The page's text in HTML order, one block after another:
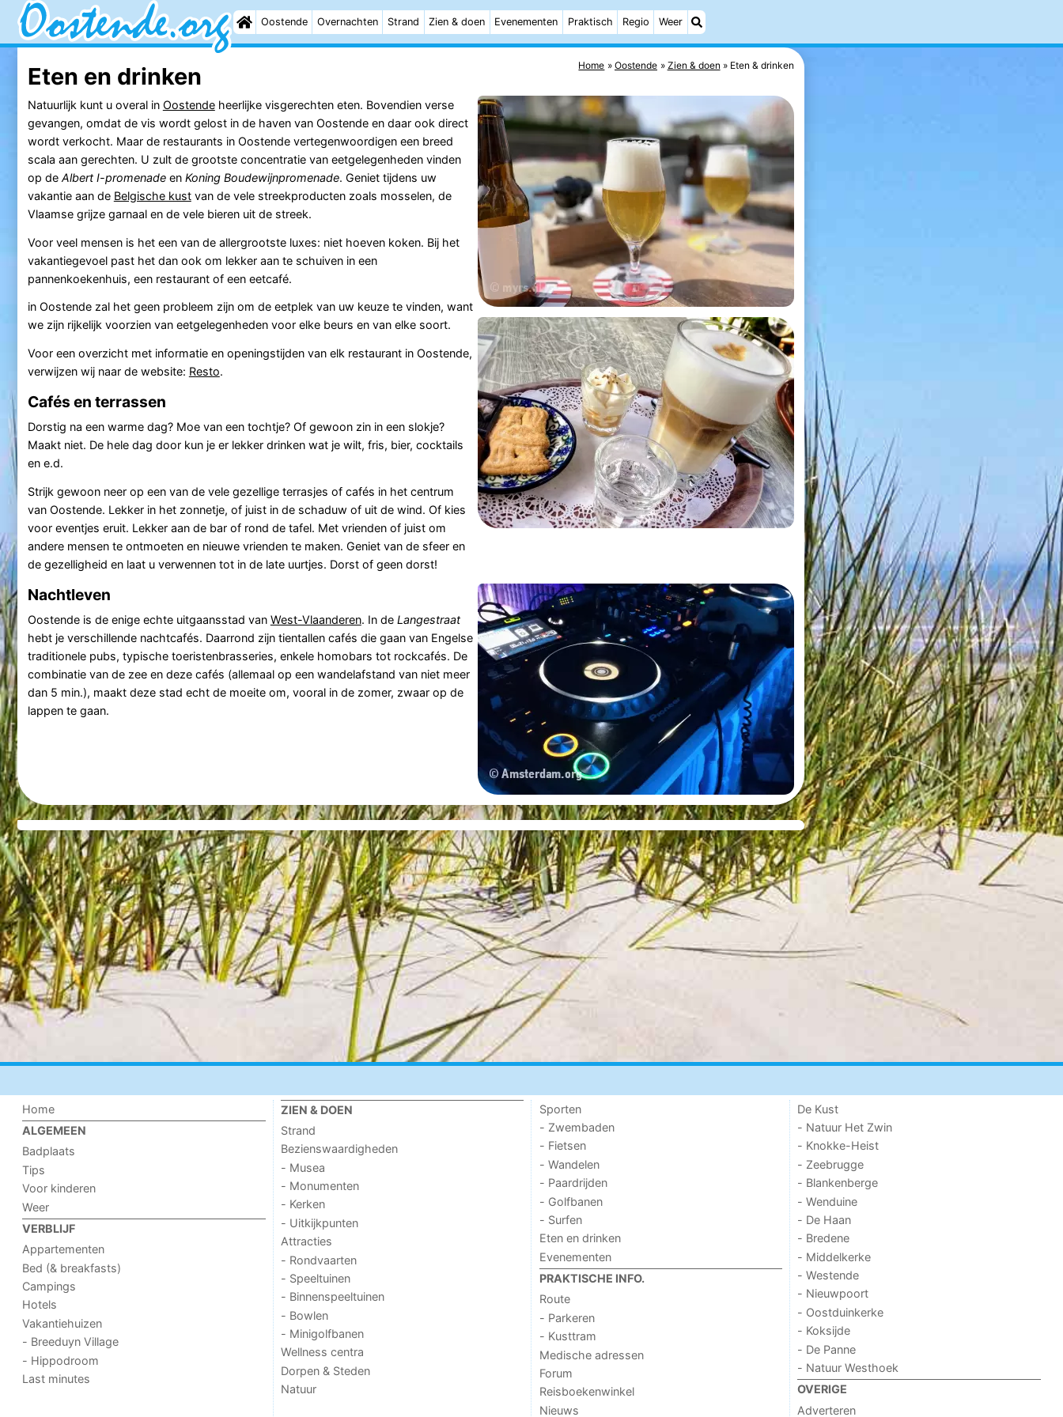
Oostende Overnachten Strand Zien & doen Evenementen Praktisch Regio Weer
Home Oostende Zien & doen Eten & drinken
Eten en drinken
Natuurlijk kunt u overal in Oostendeheerlijke visgerechten eten. Bovendien verse
gevangen, omdat de vis wordt gelost in de haven van Oostende en daar ook direct
wordt verkocht. Maar de restaurants in Oostende vertegenwoordigen een breed
scala aan gerechten. U zult de grootste concentratie van eetgelegenheden vinden
op de Albert I-promenadeen Koning Boudewijnpromenade. Geniet tijdens uw
vakantie aan de Belgische kustvan de vele streekproducten zoals mosselen, de
Vlaamse grijze garnaal en de vele bieren uit de streek.
Voor veel mensen is het een van de allergrootste luxes: niet hoeven koken. Bij het
vakantiegevoel past het dan ook om lekker aan te schuiven in een
pannenkoekenhuis, een restaurant of een eetcafé.
in Oostende zal het geen probleem zijn om de eetplek van uw keuze te vinden, want
we zijn rijkelijk voorzien van eetgelegenheden voor elke beurs en van elke soort.
Voor een overzicht met informatie en openingstijden van elk restaurant in Oostende,
verwijzen wij naar de website: Resto.
Cafés en terrassen
Dorstig na een warme dag? Moe van een tochtje? Of gewoon zin in een slokje?
Maakt niet. De hele dag door kun je er lekker drinken wat je wilt, fris, bier, cocktails
en e.d.
Strijk gewoon neer op een van de vele gezellige terrasjes of cafés in het centrum
van Oostende. Lekker in het zonnetje, of juist in de schaduw of uit de wind. Of kies
voor eventjes eruit. Lekker aan de bar of rond de tafel. Met vrienden of juist om
andere mensen te ontmoeten en nieuwe vrienden te maken. Geniet van de sfeer en
de gezelligheid en laat u verwennen tot in de late uurtjes. Dorst of geen dorst!
Nachtleven
Oostende is de enige echte uitgaansstad van West-Vlaanderen. In de Langestraat
hebt je verschillende nachtcafés. Daarrond zijn tientallen cafés die gaan van Engelse
traditionele pubs, typische toeristenbrasseries, enkele homobars tot rockcafés. De
combinatie van de zee en deze cafés (allemaal op een wandelafstand van niet meer
dan 5 min.), maakt deze stad echt de moeite om, vooral in de zomer, zwaar op de
lappen te gaan.
Home
ALGEMEEN
Badplaats
Tips
Voor kinderen
Weer
VERBLIJF
Appartementen
Bed (& breakfasts)
Campings
Hotels
Vakantiehuizen
- Breeduyn Village
- Hippodroom
Last minutes
ZIEN & DOEN
Strand
Bezienswaardigheden
- Musea
- Monumenten
- Kerken
- Uitkijkpunten
Attracties
- Rondvaarten
- Speeltuinen
- Binnenspeeltuinen
- Bowlen
- Minigolfbanen
Wellness centra
Dorpen & Steden
Natuur
Sporten
- Zwembaden
- Fietsen
- Wandelen
- Paardrijden
- Golfbanen
- Surfen
Eten en drinken
Evenementen
PRAKTISCHE INFO.
Route
- Parkeren
- Kusttram
Medische adressen
Forum
Reisboekenwinkel
Nieuws
De Kust
- Natuur Het Zwin
- Knokke-Heist
- Zeebrugge
- Blankenberge
- Wenduine
- De Haan
- Bredene
- Middelkerke
- Westende
- Nieuwpoort
- Oostduinkerke
- Koksijde
- De Panne
- Natuur Westhoek
OVERIGE
Adverteren